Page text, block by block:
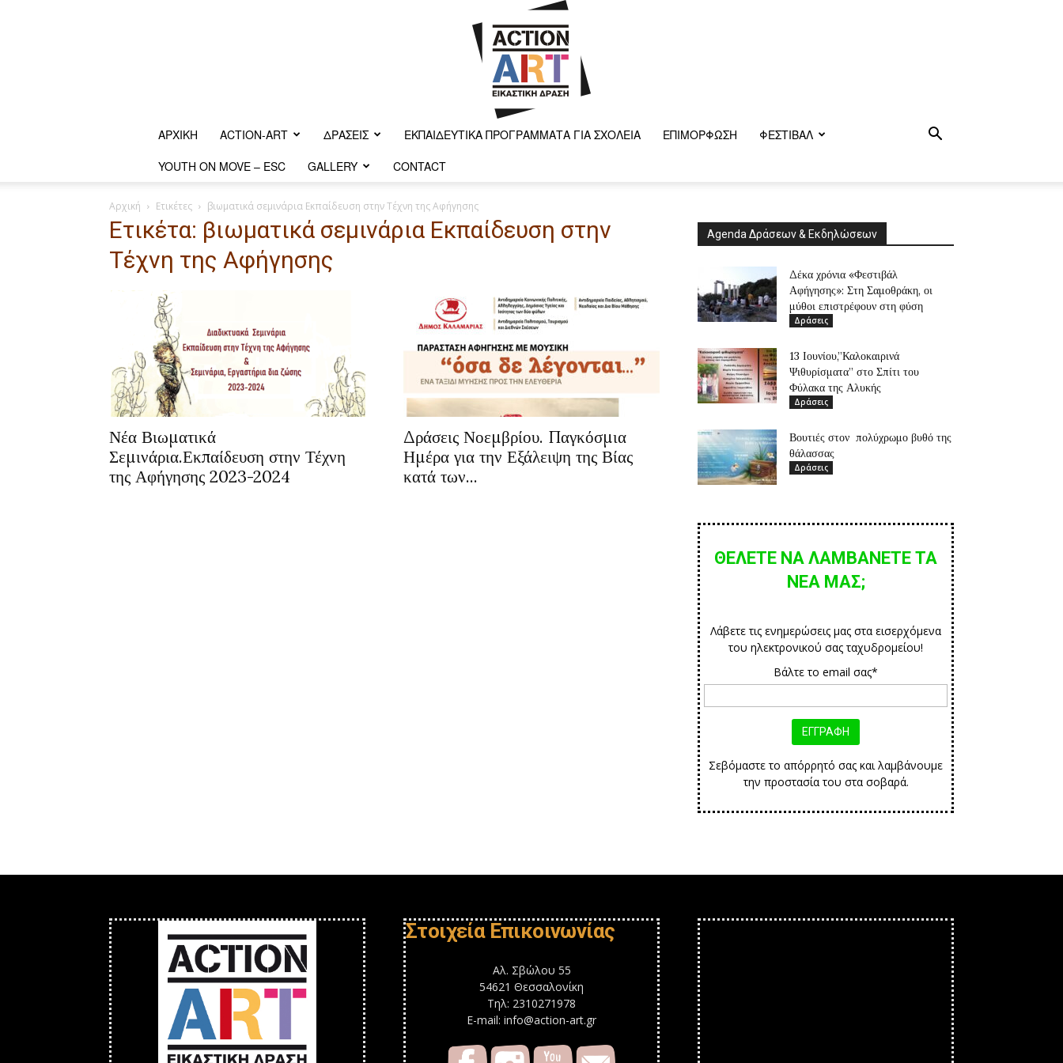
ΑΡΧΙΚΗ ACTION-ART ΔΡΆΣΕΙΣ ΕΚΠΑΙΔΕΥΤΙΚΆ ΠΡΟΓΡΆΜΜΑΤΑ ΓΙΑ ΣΧΟΛΕΊΑ ΕΠΙΜΌΡΦΩΣΗ
ΦΕΣΤΙΒΑΛ
YOUTH ON MOVE – ESC
GALLERY CONTACT
Αρχική Ετικέτες βιωματικά σεμινάρια Εκπαίδευση στην Τέχνη της Αφήγησης
Ετικέτα: βιωματικά σεμινάρια Εκπαίδευση στην
Τέχνη της Αφήγησης
Νέα Βιωματικά
Σεμινάρια.Εκπαίδευση στην Τέχνη
της Αφήγησης 2023-2024
Δράσεις Νοεμβρίου. Παγκόσμια
Ημέρα για την Εξάλειψη της Βίας
κατά των...
Agenda Δράσεων & Εκδηλώσεων
Δέκα χρόνια «Φεστιβάλ
Αφήγησης»: Στη Σαμοθράκη, οι
μύθοι επιστρέφουν στη φύση
Δράσεις
13 Ιουνίου,”Καλοκαιρινά
Ψιθυρίσματα” στο Σπίτι του
Φύλακα της Αλυκής
Δράσεις
Βουτιές στον πολύχρωμο βυθό της
θάλασσας
Δράσεις
ΘΕΛΕΤΕ ΝΑ ΛΑΜΒΑΝΕΤΕ ΤΑ
ΝΕΑ ΜΑΣ;
Λάβετε τις ενημερώσεις μας στα εισερχόμενα
του ηλεκτρονικού σας ταχυδρομείου!
Βάλτε το email σας*
Σεβόμαστε το απόρρητό σας και λαμβάνουμε
την προστασία του στα σοβαρά.
Στοιχεία Επικοινωνίας
Αλ. Σβώλου 55
54621 Θεσσαλονίκη
Τηλ: 2310271978
E-mail: info@action-art.gr